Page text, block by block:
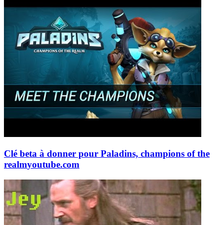
Clé beta à donner pour Paladins, champions of the
realmyoutube.com